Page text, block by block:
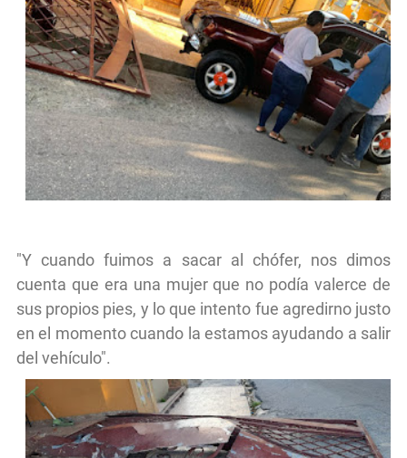
"Y cuando fuimos a sacar al chófer, nos dimos
cuenta que era una mujer que no podía valerce de
sus propios pies, y lo que intento fue agredirno justo
en el momento cuando la estamos ayudando a salir
del vehículo".